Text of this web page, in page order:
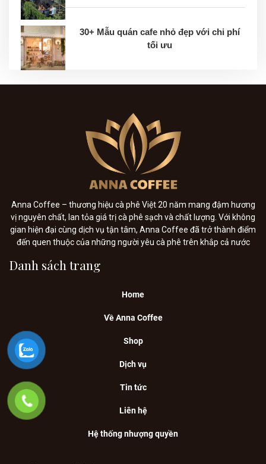
30+ Mẫu quán cafe nhỏ đẹp với chi phí
tối ưu
Anna Coffee – thương hiệu cà phê Việt 20 năm mang đậm hương
vị nguyên chất, lan tỏa giá trị cà phê sạch và chất lượng. Với không
gian hiện đại cùng dịch vụ tận tâm, Anna Coffee đã trở thành điểm
đến quen thuộc của những người yêu cà phê trên khắp cả nước
Danh sách trang
Home
Về Anna Coffee
Shop
Dịch vụ
Tin tức
Liên hệ
Hệ thống nhượng quyền